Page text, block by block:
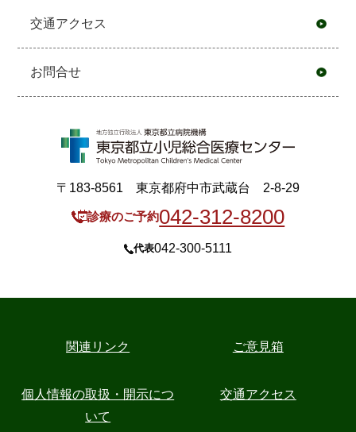
交通アクセス
お問合せ
〒183-8561 東京都府中市武蔵台 2-8-29
診療のご予約042-312-8200
代表042-300-5111
関連リンク ご意見箱
個人情報の取扱・開示につ
いて
交通アクセス